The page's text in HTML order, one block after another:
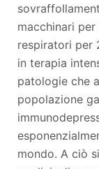
macchinari
respiratori per
in terapia
patologie che
popolazione
mondo. A ciò